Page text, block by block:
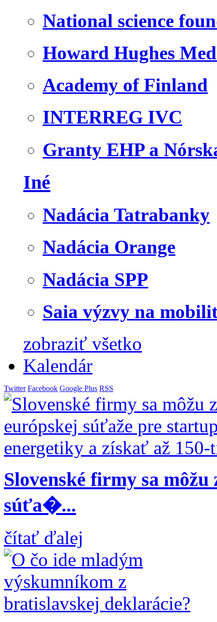
National science
Howard Hughes
Academy of Finland
INTERREG IVC
Granty EHP a
Iné
Nadácia Tatrabanky
Nadácia Orange
Nadácia SPP
Saia výzvy na
zobraziť všetko
Kalendár
Twitter Facebook Google Plus RSS
Slovenské firmy sa
súťa�...
čítať ďalej